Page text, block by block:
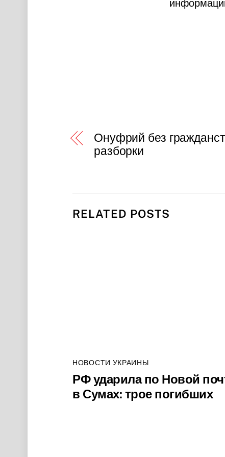
Онуфрий без
разборки
RELATED POSTS
НОВОСТИ УКРАИНЫ
РФ ударила по Новой
в Сумах: трое погибших